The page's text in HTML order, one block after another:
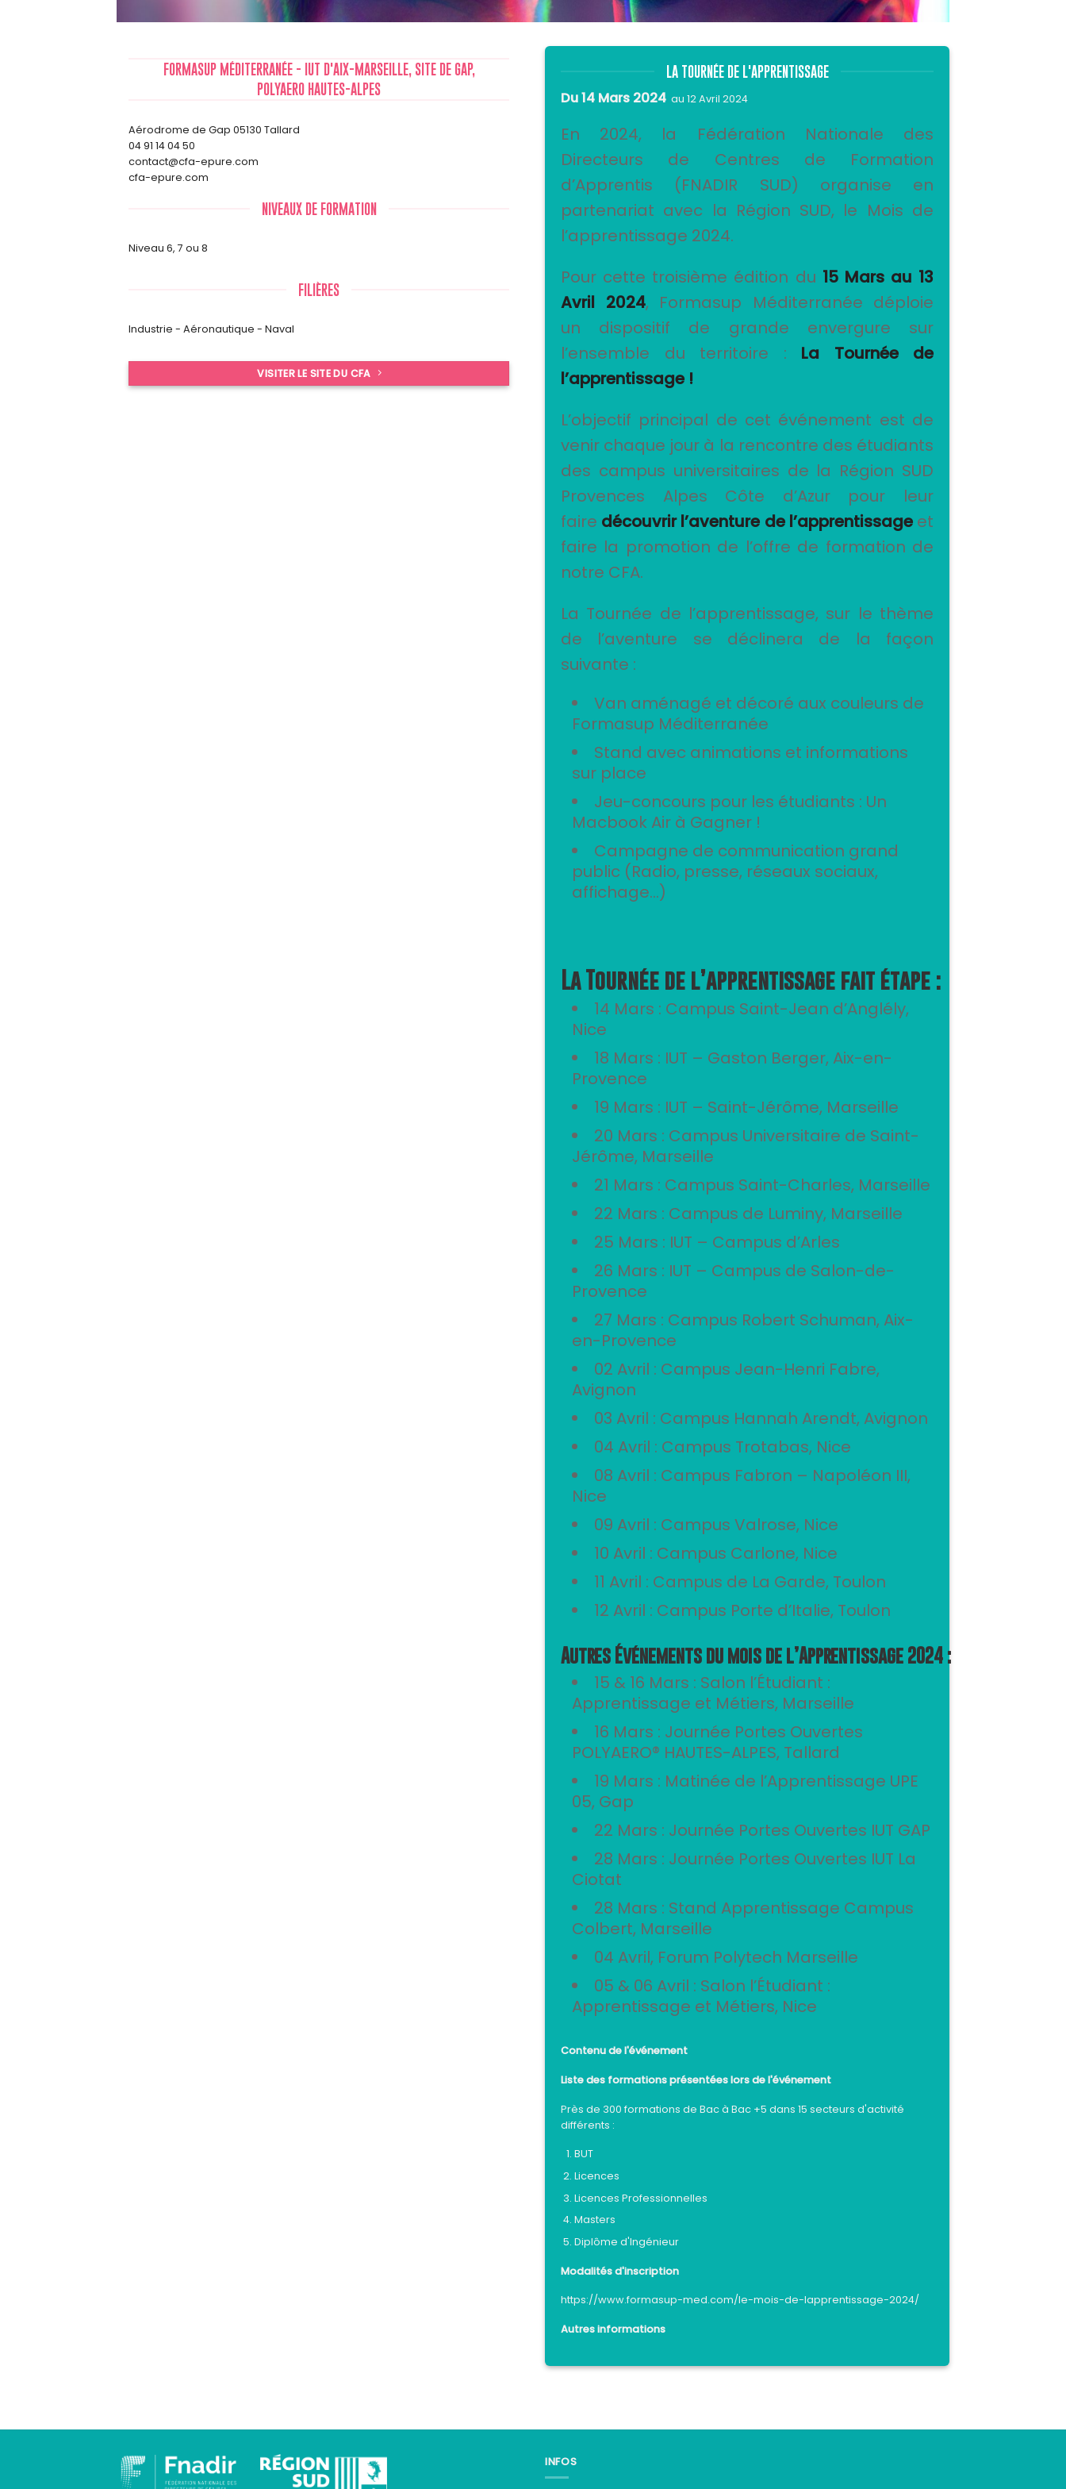
FORMASUP MÉDITERRANÉE - IUT D'AIX-MARSEILLE, SITE DE GAP,
POLYAERO HAUTES-ALPES
Aérodrome de Gap 05130 Tallard
04 91 14 04 50
contact@cfa-epure.com
cfa-epure.com
NIVEAUX DE FORMATION
Niveau 6, 7 ou 8
FILIÈRES
Industrie - Aéronautique - Naval
VISITER LE SITE DU CFA
LA TOURNÉE DE L'APPRENTISSAGE
Du 14 Mars 2024 au 12 Avril 2024
En 2024, la Fédération Nationale des
Directeurs de Centres de Formation
d’Apprentis (FNADIR SUD) organise en
partenariat avec la Région SUD, le Mois de
l’apprentissage 2024.
Pour cette troisième édition du 15 Mars au 13
Avril 2024, Formasup Méditerranée déploie
un dispositif de grande envergure sur
l’ensemble du territoire : La Tournée de
l’apprentissage !
L’objectif principal de cet événement est de
venir chaque jour à la rencontre des étudiants
des campus universitaires de la Région SUD
Provences Alpes Côte d’Azur pour leur
faire découvrir l’aventure de l’apprentissageet
faire la promotion de l’offre de formation de
notre CFA.
La Tournée de l’apprentissage, sur le thème
de l’aventure se déclinera de la façon
suivante :
Van aménagé et décoré aux couleurs de
Formasup Méditerranée
Stand avec animations et informations
sur place
Jeu-concours pour les étudiants : Un
Macbook Air à Gagner !
Campagne de communication grand
public (Radio, presse, réseaux sociaux,
affichage…)
La Tournée de l’apprentissage fait étape :
14 Mars : Campus Saint-Jean d’Anglély,
Nice
18 Mars : IUT – Gaston Berger, Aix-en-
Provence
19 Mars : IUT – Saint-Jérôme, Marseille
20 Mars : Campus Universitaire de Saint-
Jérôme, Marseille
21 Mars : Campus Saint-Charles, Marseille
22 Mars : Campus de Luminy, Marseille
25 Mars : IUT – Campus d’Arles
26 Mars : IUT – Campus de Salon-de-
Provence
27 Mars : Campus Robert Schuman, Aix-
en-Provence
02 Avril : Campus Jean-Henri Fabre,
Avignon
03 Avril : Campus Hannah Arendt, Avignon
04 Avril : Campus Trotabas, Nice
08 Avril : Campus Fabron – Napoléon III,
Nice
09 Avril : Campus Valrose, Nice
10 Avril : Campus Carlone, Nice
11 Avril : Campus de La Garde, Toulon
12 Avril : Campus Porte d’Italie, Toulon
Autres Événements du mois de l’Apprentissage 2024 :
15 & 16 Mars : Salon l’Étudiant :
Apprentissage et Métiers, Marseille
16 Mars : Journée Portes Ouvertes
POLYAERO® HAUTES-ALPES, Tallard
19 Mars : Matinée de l’Apprentissage UPE
05, Gap
22 Mars : Journée Portes Ouvertes IUT GAP
28 Mars : Journée Portes Ouvertes IUT La
Ciotat
28 Mars : Stand Apprentissage Campus
Colbert, Marseille
04 Avril, Forum Polytech Marseille
05 & 06 Avril : Salon l’Étudiant :
Apprentissage et Métiers, Nice
Contenu de l'événement
Liste des formations présentées lors de l'événement
Près de 300 formations de Bac à Bac +5 dans 15 secteurs d'activité
différents :
BUT
Licences
Licences Professionnelles
Masters
Diplôme d'Ingénieur
Modalités d'inscription
https://www.formasup-med.com/le-mois-de-lapprentissage-2024/
Autres informations
INFOS